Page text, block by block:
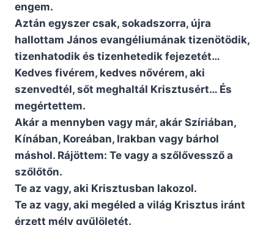
engem.
Aztán egyszer csak, sokadszorra, újra
hallottam János evangéliumának tizenötödik,
tizenhatodik és tizenhetedik fejezetét…
Kedves fivérem, kedves nővérem, aki
szenvedtél, sőt meghaltál Krisztusért… És
megértettem.
Akár a mennyben vagy már, akár Szíriában,
Kínában, Koreában, Irakban vagy bárhol
máshol. Rájöttem: Te vagy a szőlővessző a
szőlőtőn.
Te az vagy, aki Krisztusban lakozol.
Te az vagy, aki megéled a világ Krisztus iránt
érzett mély gyűlöletét.